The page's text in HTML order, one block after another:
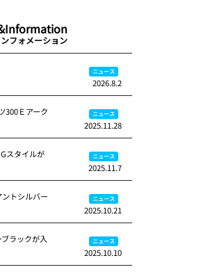
フォメーション
ニュース
2026.8.2
300Ｅアーク
ニュース
2025.11.28
スタイルが
ニュース
2025.11.7
トシルバー
ニュース
2025.10.21
ラックが入
ニュース
2025.10.10